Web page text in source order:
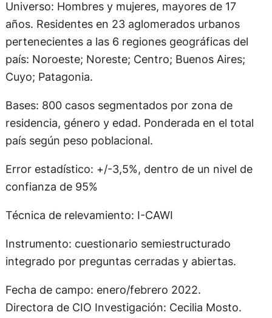
Universo: Hombres y mujeres, mayores de 17
años. Residentes en 23 aglomerados urbanos
pertenecientes a las 6 regiones geográficas del
país: Noroeste; Noreste; Centro; Buenos Aires;
Cuyo; Patagonia.
Bases: 800 casos segmentados por zona de
residencia, género y edad. Ponderada en el total
país según peso poblacional.
Error estadístico: +/-3,5%, dentro de un nivel de
confianza de 95%
Técnica de relevamiento: I-CAWI
Instrumento: cuestionario semiestructurado
integrado por preguntas cerradas y abiertas.
Fecha de campo: enero/febrero 2022.
Directora de CIO Investigación: Cecilia Mosto.